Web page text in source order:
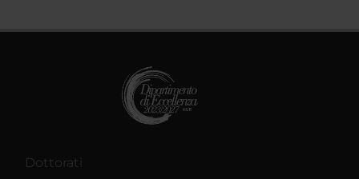
Dottorati